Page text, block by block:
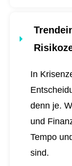
In
denn je.
und
Tempo
sind.